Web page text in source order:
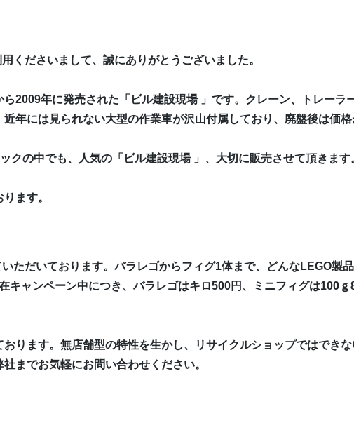
くださいまして、誠にありがとうございました。
2009年に発売された「ビル建設現場 」です。クレーン、トレーラ
年には見られない大型の作業車が沢山付属しており、廃盤後は価格
の中でも、人気の「ビル建設現場 」、大切に販売させて頂きます
ます。
ただいております。バラレゴからフィグ1体まで、どんなLEGO製
キャンペーン中につき、バラレゴはキロ500円、ミニフィグは100
ります。無店舗型の特性を生かし、リサイクルショップではできな
までお気軽にお問い合わせください。